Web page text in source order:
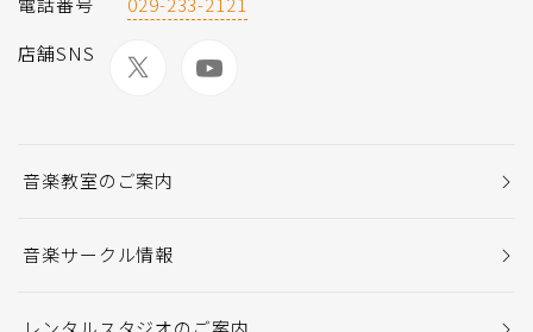
店舗SNS
音楽教室のご案内
音楽サークル情報